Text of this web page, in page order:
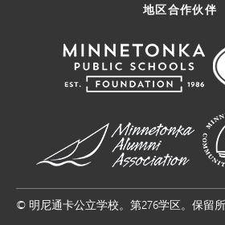
地区合作伙伴
© 明尼通卡公立学校。第276学区。保留所